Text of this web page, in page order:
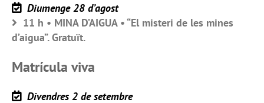
Diumenge 28 d’agost
11 h • MINA D’AIGUA • “El misteri de les mines
d’aigua”. Gratuït.
Matrícula viva
Divendres 2 de setembre